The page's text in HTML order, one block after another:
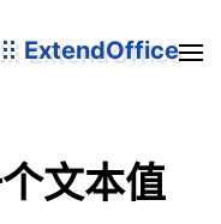
ExtendOffice
文本值